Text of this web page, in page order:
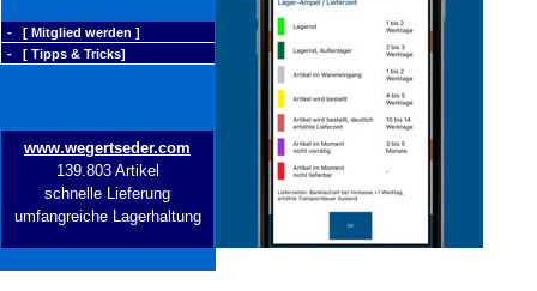
- [ Mitglied werden ]
- [ Tipps & Tricks]
www.wegertseder.com
139.803 Artikel
schnelle Lieferung
umfangreiche Lagerhaltung